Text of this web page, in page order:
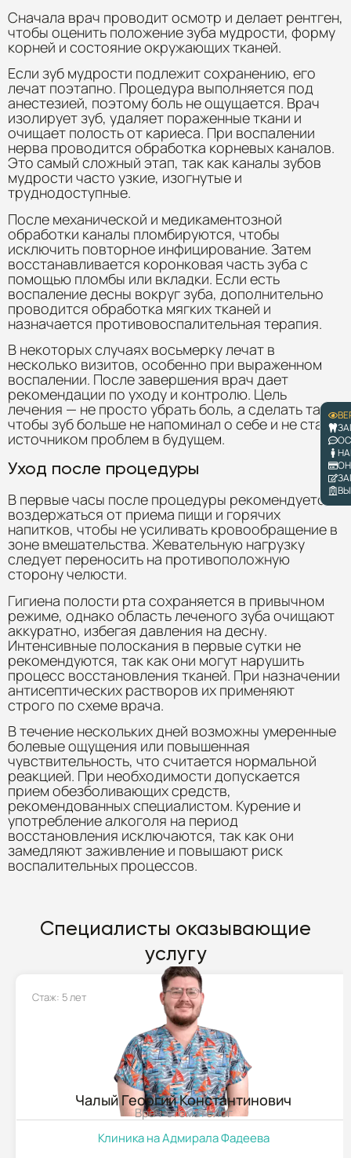
Сначала врач проводит осмотр и делает рентген,
чтобы оценить положение зуба мудрости, форму
корней и состояние окружающих тканей.
Если зуб мудрости подлежит сохранению, его
лечат поэтапно. Процедура выполняется под
анестезией, поэтому боль не ощущается. Врач
изолирует зуб, удаляет пораженные ткани и
очищает полость от кариеса. При воспалении
нерва проводится обработка корневых каналов.
Это самый сложный этап, так как каналы зубов
мудрости часто узкие, изогнутые и
труднодоступные.
После механической и медикаментозной
обработки каналы пломбируются, чтобы
исключить повторное инфицирование. Затем
восстанавливается коронковая часть зуба с
помощью пломбы или вкладки. Если есть
воспаление десны вокруг зуба, дополнительно
проводится обработка мягких тканей и
назначается противовоспалительная терапия.
В некоторых случаях восьмерку лечат в
несколько визитов, особенно при выраженном
воспалении. После завершения врач дает
рекомендации по уходу и контролю. Цель
лечения — не просто убрать боль, а сделать так,
чтобы зуб больше не напоминал о себе и не стал
источником проблем в будущем.
Уход после процедуры
В первые часы после процедуры рекомендуется
воздержаться от приема пищи и горячих
напитков, чтобы не усиливать кровообращение в
зоне вмешательства. Жевательную нагрузку
следует переносить на противоположную
сторону челюсти.
Гигиена полости рта сохраняется в привычном
режиме, однако область леченого зуба очищают
аккуратно, избегая давления на десну.
Интенсивные полоскания в первые сутки не
рекомендуются, так как они могут нарушить
процесс восстановления тканей. При назначении
антисептических растворов их применяют
строго по схеме врача.
В течение нескольких дней возможны умеренные
болевые ощущения или повышенная
чувствительность, что считается нормальной
реакцией. При необходимости допускается
прием обезболивающих средств,
рекомендованных специалистом. Курение и
употребление алкоголя на период
восстановления исключаются, так как они
замедляют заживление и повышают риск
воспалительных процессов.
Специалисты оказывающие
услугу
Стаж: 5 лет
Чалый Георгий Константинович
Врач-стоматолог
Клиника на Адмирала Фадеева